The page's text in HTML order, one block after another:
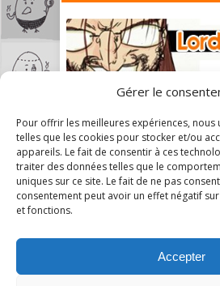
Gérer le
Pour offrir les meilleures expériences,
telles que les cookies pour stocker et/ou
appareils. Le fait de consentir à ces
traiter des données telles que le
uniques sur ce site. Le fait de ne pas
consentement peut avoir un effet négatif
et fonctions.
Accepter